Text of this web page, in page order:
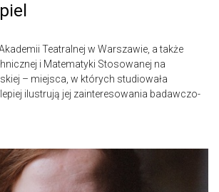
Teatralnej w Warszawie, a także
i Matematyki Stosowanej na
– miejsca, w których studiowała
ilustrują jej zainteresowania badawczo-